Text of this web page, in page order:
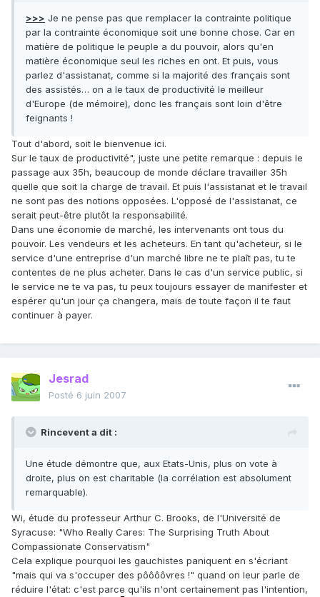
>>> Je ne pense pas que remplacer la contrainte politique
par la contrainte économique soit une bonne chose. Car en
matière de politique le peuple a du pouvoir, alors qu'en
matière économique seul les riches en ont. Et puis, vous
parlez d'assistanat, comme si la majorité des français sont
des assistés… on a le taux de productivité le meilleur
d'Europe (de mémoire), donc les français sont loin d'être
feignants !
Tout d'abord, soit le bienvenue ici.
Sur le taux de productivité", juste une petite remarque : depuis le
passage aux 35h, beaucoup de monde déclare travailler 35h
quelle que soit la charge de travail. Et puis l'assistanat et le travail
ne sont pas des notions opposées. L'opposé de l'assistanat, ce
serait peut-être plutôt la responsabilité.
Dans une économie de marché, les intervenants ont tous du
pouvoir. Les vendeurs et les acheteurs. En tant qu'acheteur, si le
service d'une entreprise d'un marché libre ne te plaît pas, tu te
contentes de ne plus acheter. Dans le cas d'un service public, si
le service ne te va pas, tu peux toujours essayer de manifester et
espérer qu'un jour ça changera, mais de toute façon il te faut
continuer à payer.
Jesrad
Posté 6 juin 2007
Rincevent a dit :
Une étude démontre que, aux Etats-Unis, plus on vote à
droite, plus on est charitable (la corrélation est absolument
remarquable).
Wi, étude du professeur Arthur C. Brooks, de l'Université de
Syracuse: "Who Really Cares: The Surprising Truth About
Compassionate Conservatism"
Cela explique pourquoi les gauchistes paniquent en s'écriant
"mais qui va s'occuper des pôôôôvres !" quand on leur parle de
réduire l'état: c'est parce qu'ils n'ont certainement pas l'intention,